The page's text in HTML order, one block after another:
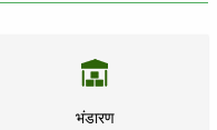
भंडारण